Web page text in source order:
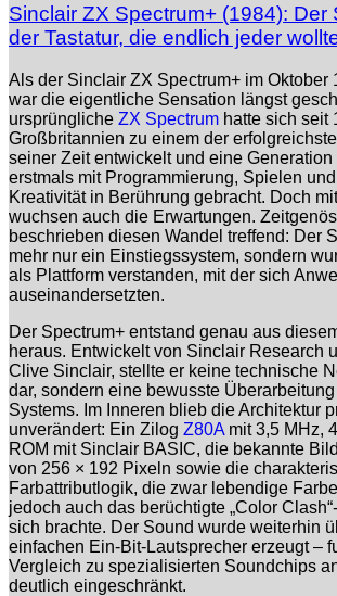
Sinclair ZX Spectrum+ (1984): Der
der Tastatur, die endlich jeder
Als der Sinclair ZX Spectrum+ im Oktober
war die eigentliche Sensation längst
ursprüngliche ZX Spectrum hatte sich seit
Großbritannien zu einem der
seiner Zeit entwickelt und eine Generation
erstmals mit Programmierung, Spielen
Kreativität in Berührung gebracht. Doch
wuchsen auch die Erwartungen.
beschrieben diesen Wandel treffend: Der
mehr nur ein Einstiegssystem, sondern
als Plattform verstanden, mit der sich
auseinandersetzten.
Der Spectrum+ entstand genau aus
heraus. Entwickelt von Sinclair Research
Clive Sinclair, stellte er keine technische
dar, sondern eine bewusste
Systems. Im Inneren blieb die Architektur
unverändert: Ein Zilog Z80A mit 3,5 MHz,
ROM mit Sinclair BASIC, die bekannte
von 256 × 192 Pixeln sowie die
Farbattributlogik, die zwar lebendige
jedoch auch das berüchtigte „Color
sich brachte. Der Sound wurde weiterhin
einfachen Ein-Bit-Lautsprecher erzeugt –
Vergleich zu spezialisierten Soundchips
deutlich eingeschränkt.